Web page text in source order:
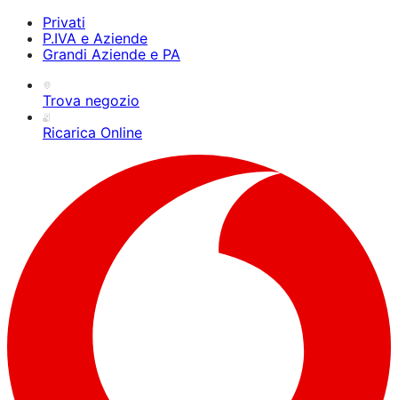
Privati
P.IVA e Aziende
Grandi Aziende e PA
Trova negozio
Ricarica Online